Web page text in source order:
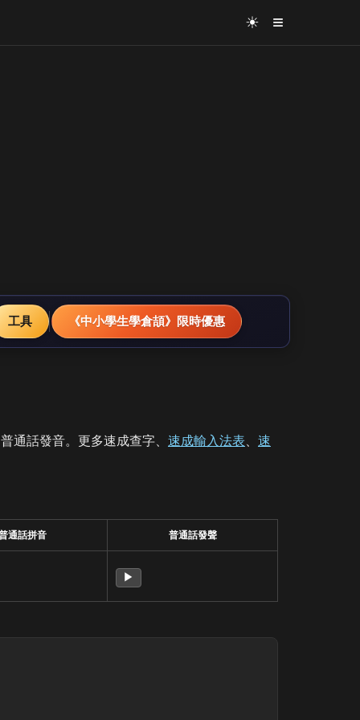
☀ ≡
工具 《中小學生學倉頡》限時優惠
通話發音。更多速成查字、 速成輸入法表、 速
通話拼音 普通話發聲
▶